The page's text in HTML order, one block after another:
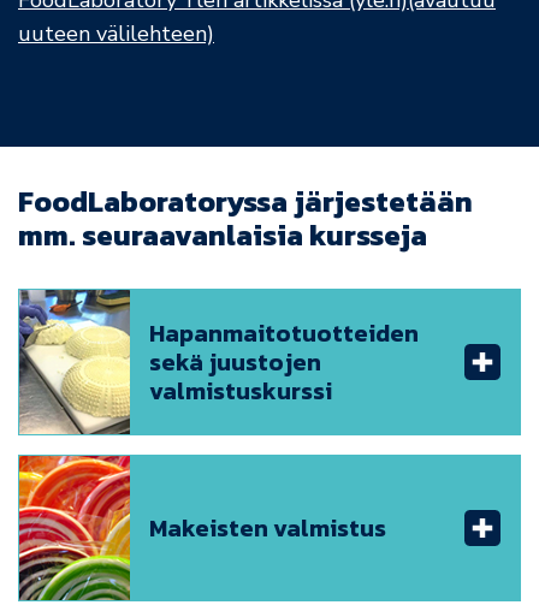
uuteen välilehteen)
FoodLaboratoryssa järjestetään
mm. seuraavanlaisia kursseja
Hapanmaitotuotteiden
sekä juustojen
valmistuskurssi
Makeisten valmistus